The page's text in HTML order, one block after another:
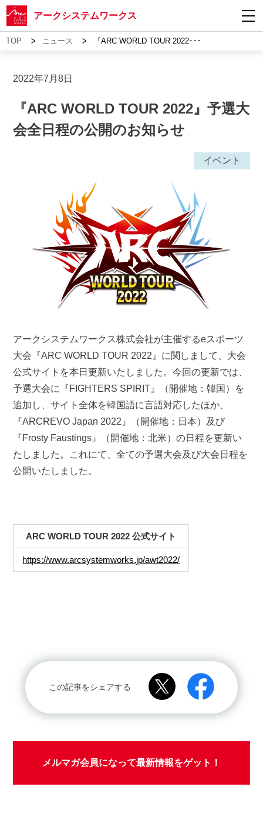
アークシステムワークス
TOP > ニュース > 『ARC WORLD TOUR 2022･･･
2022年7月8日
『ARC WORLD TOUR 2022』予選大
会全日程の公開のお知らせ
イベント
アークシステムワークス株式会社が主催するeスポーツ
大会『ARC WORLD TOUR 2022』に関しまして、大会
公式サイトを本日更新いたしました。今回の更新では、
予選大会に『FIGHTERS SPIRIT』（開催地：韓国）を
追加し、サイト全体を韓国語に言語対応したほか、
『ARCREVO Japan 2022』（開催地：日本）及び
『Frosty Faustings』（開催地：北米）の日程を更新い
たしました。これにて、全ての予選大会及び大会日程を
公開いたしました。
ARC WORLD TOUR 2022 公式サイト
https://www.arcsystemworks.jp/awt2022/
この記事をシェアする
メルマガ会員になって最新情報をゲット！